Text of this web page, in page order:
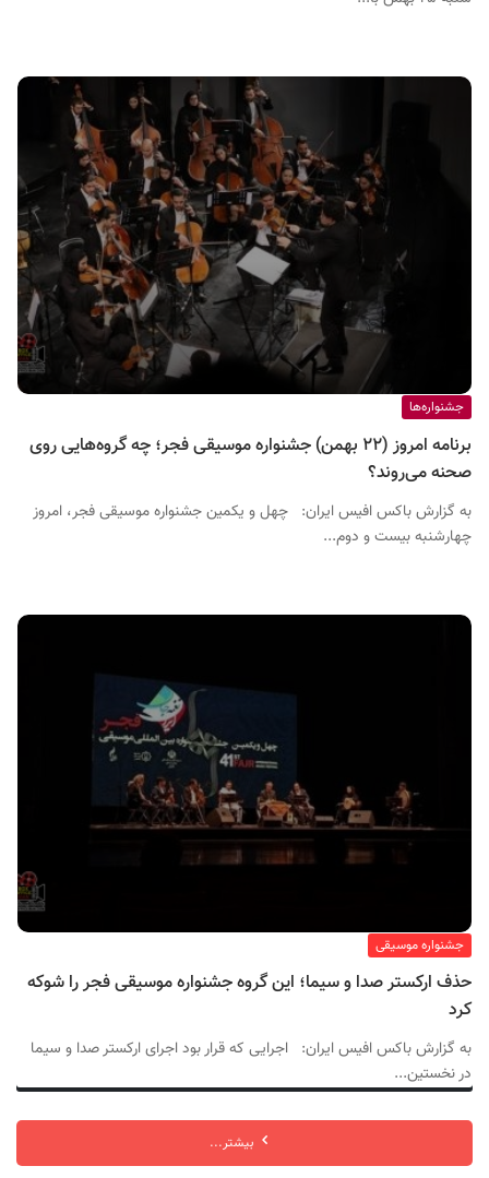
جشنواره‌ها
برنامه امروز (۲۲ بهمن) جشنواره موسیقی فجر؛ چه گروه‌هایی روی
صحنه می‌روند؟
به گزارش باکس افیس ایران: چهل و یکمین جشنواره موسیقی فجر، امروز
چهارشنبه بیست و دوم...
جشنواره موسیقی
حذف ارکستر صدا و سیما؛ این گروه جشنواره موسیقی فجر را شوکه
کرد
به گزارش باکس افیس ایران: اجرایی که قرار بود اجرای ارکستر صدا و سیما
در نخستین...
بیشتر...